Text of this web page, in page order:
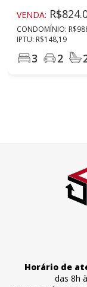
VENDA:
CONDOMÍNIO:
IPTU: R$148,19
3 2
Horário de
das 8h